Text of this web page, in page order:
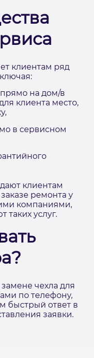
клиентам ряд
на дом/в
клиента место,
в сервисном
клиентам
ремонта у
компаниями,
таких услуг.
чехла для
по телефону,
быстрый ответ в
заявки.